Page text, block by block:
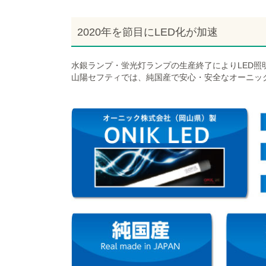
2020年を節目にLED化が加速
水銀ランプ・蛍光灯ランプの生産終了によりLED
山陽セフティでは、純国産で安心・安全なオーニ